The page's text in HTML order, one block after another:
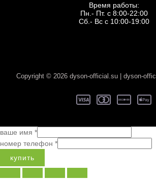
Время работы:
Пн.- Пт. с 8:00-22:00
Сб.- Вс с 10:00-19:00
Copyright © 2026 dyson-official.su | dyson-
ваше имя *
номер телефон *
купить